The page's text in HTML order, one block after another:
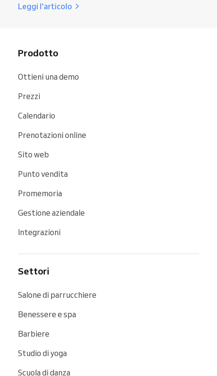
Leggi l'articolo
Prodotto
Ottieni una demo
Prezzi
Calendario
Prenotazioni online
Sito web
Punto vendita
Promemoria
Gestione aziendale
Integrazioni
Settori
Salone di parrucchiere
Benessere e spa
Barbiere
Studio di yoga
Scuola di danza